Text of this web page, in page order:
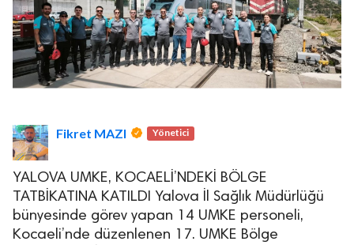
Fikret MAZI Yönetici
YALOVA UMKE, KOCAELİ’NDEKİ BÖLGE
TATBİKATINA KATILDI Yalova İl Sağlık Müdürlüğü
bünyesinde görev yapan 14 UMKE personeli,
Kocaeli’nde düzenlenen 17. UMKE Bölge